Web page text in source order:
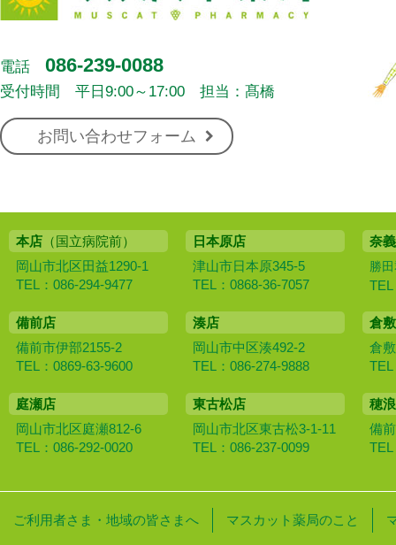
電話 086-239-0088
受付時間 平日9:00～17:00 担当：髙橋
お問い合わせフォーム
本店 （国立病院前）
岡山市北区田益1290-1
TEL：086-294-9477
日本原店
津山市日本原345-5
TEL：0868-36-7057
奈
勝
TEL
備前店
備前市伊部2155-2
TEL：0869-63-9600
湊店
岡山市中区湊492-2
TEL：086-274-9888
倉
倉
TEL
庭瀬店
岡山市北区庭瀬812-6
TEL：086-292-0020
東古松店
岡山市北区東古松3-1-11
TEL：086-237-0099
穂
備
TEL
ご利用者さま・地域の皆さまへ マスカット薬局のこと